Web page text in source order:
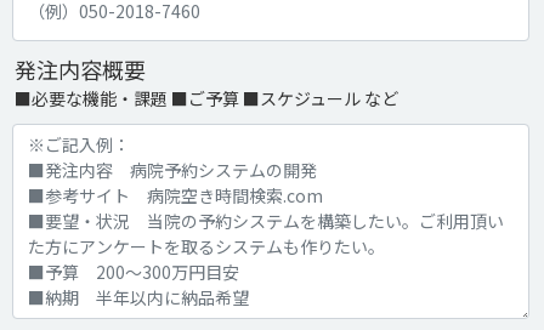
発注内容概要
■必要な機能・課題 ■ご予算 ■スケジュール など